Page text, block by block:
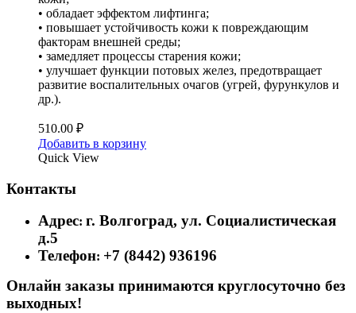
• обладает эффектом лифтинга;
• повышает устойчивость кожи к повреждающим
факторам внешней среды;
• замедляет процессы старения кожи;
• улучшает функции потовых желез, предотвращает
развитие воспалительных очагов (угрей, фурункулов и
др.).
510.00 ₽
Добавить в корзину
Quick View
Контакты
Адрес: г. Волгоград, ул. Социалистическая
д.5
Телефон: +7 (8442) 936196
Онлайн заказы принимаются круглосуточно без
выходных!